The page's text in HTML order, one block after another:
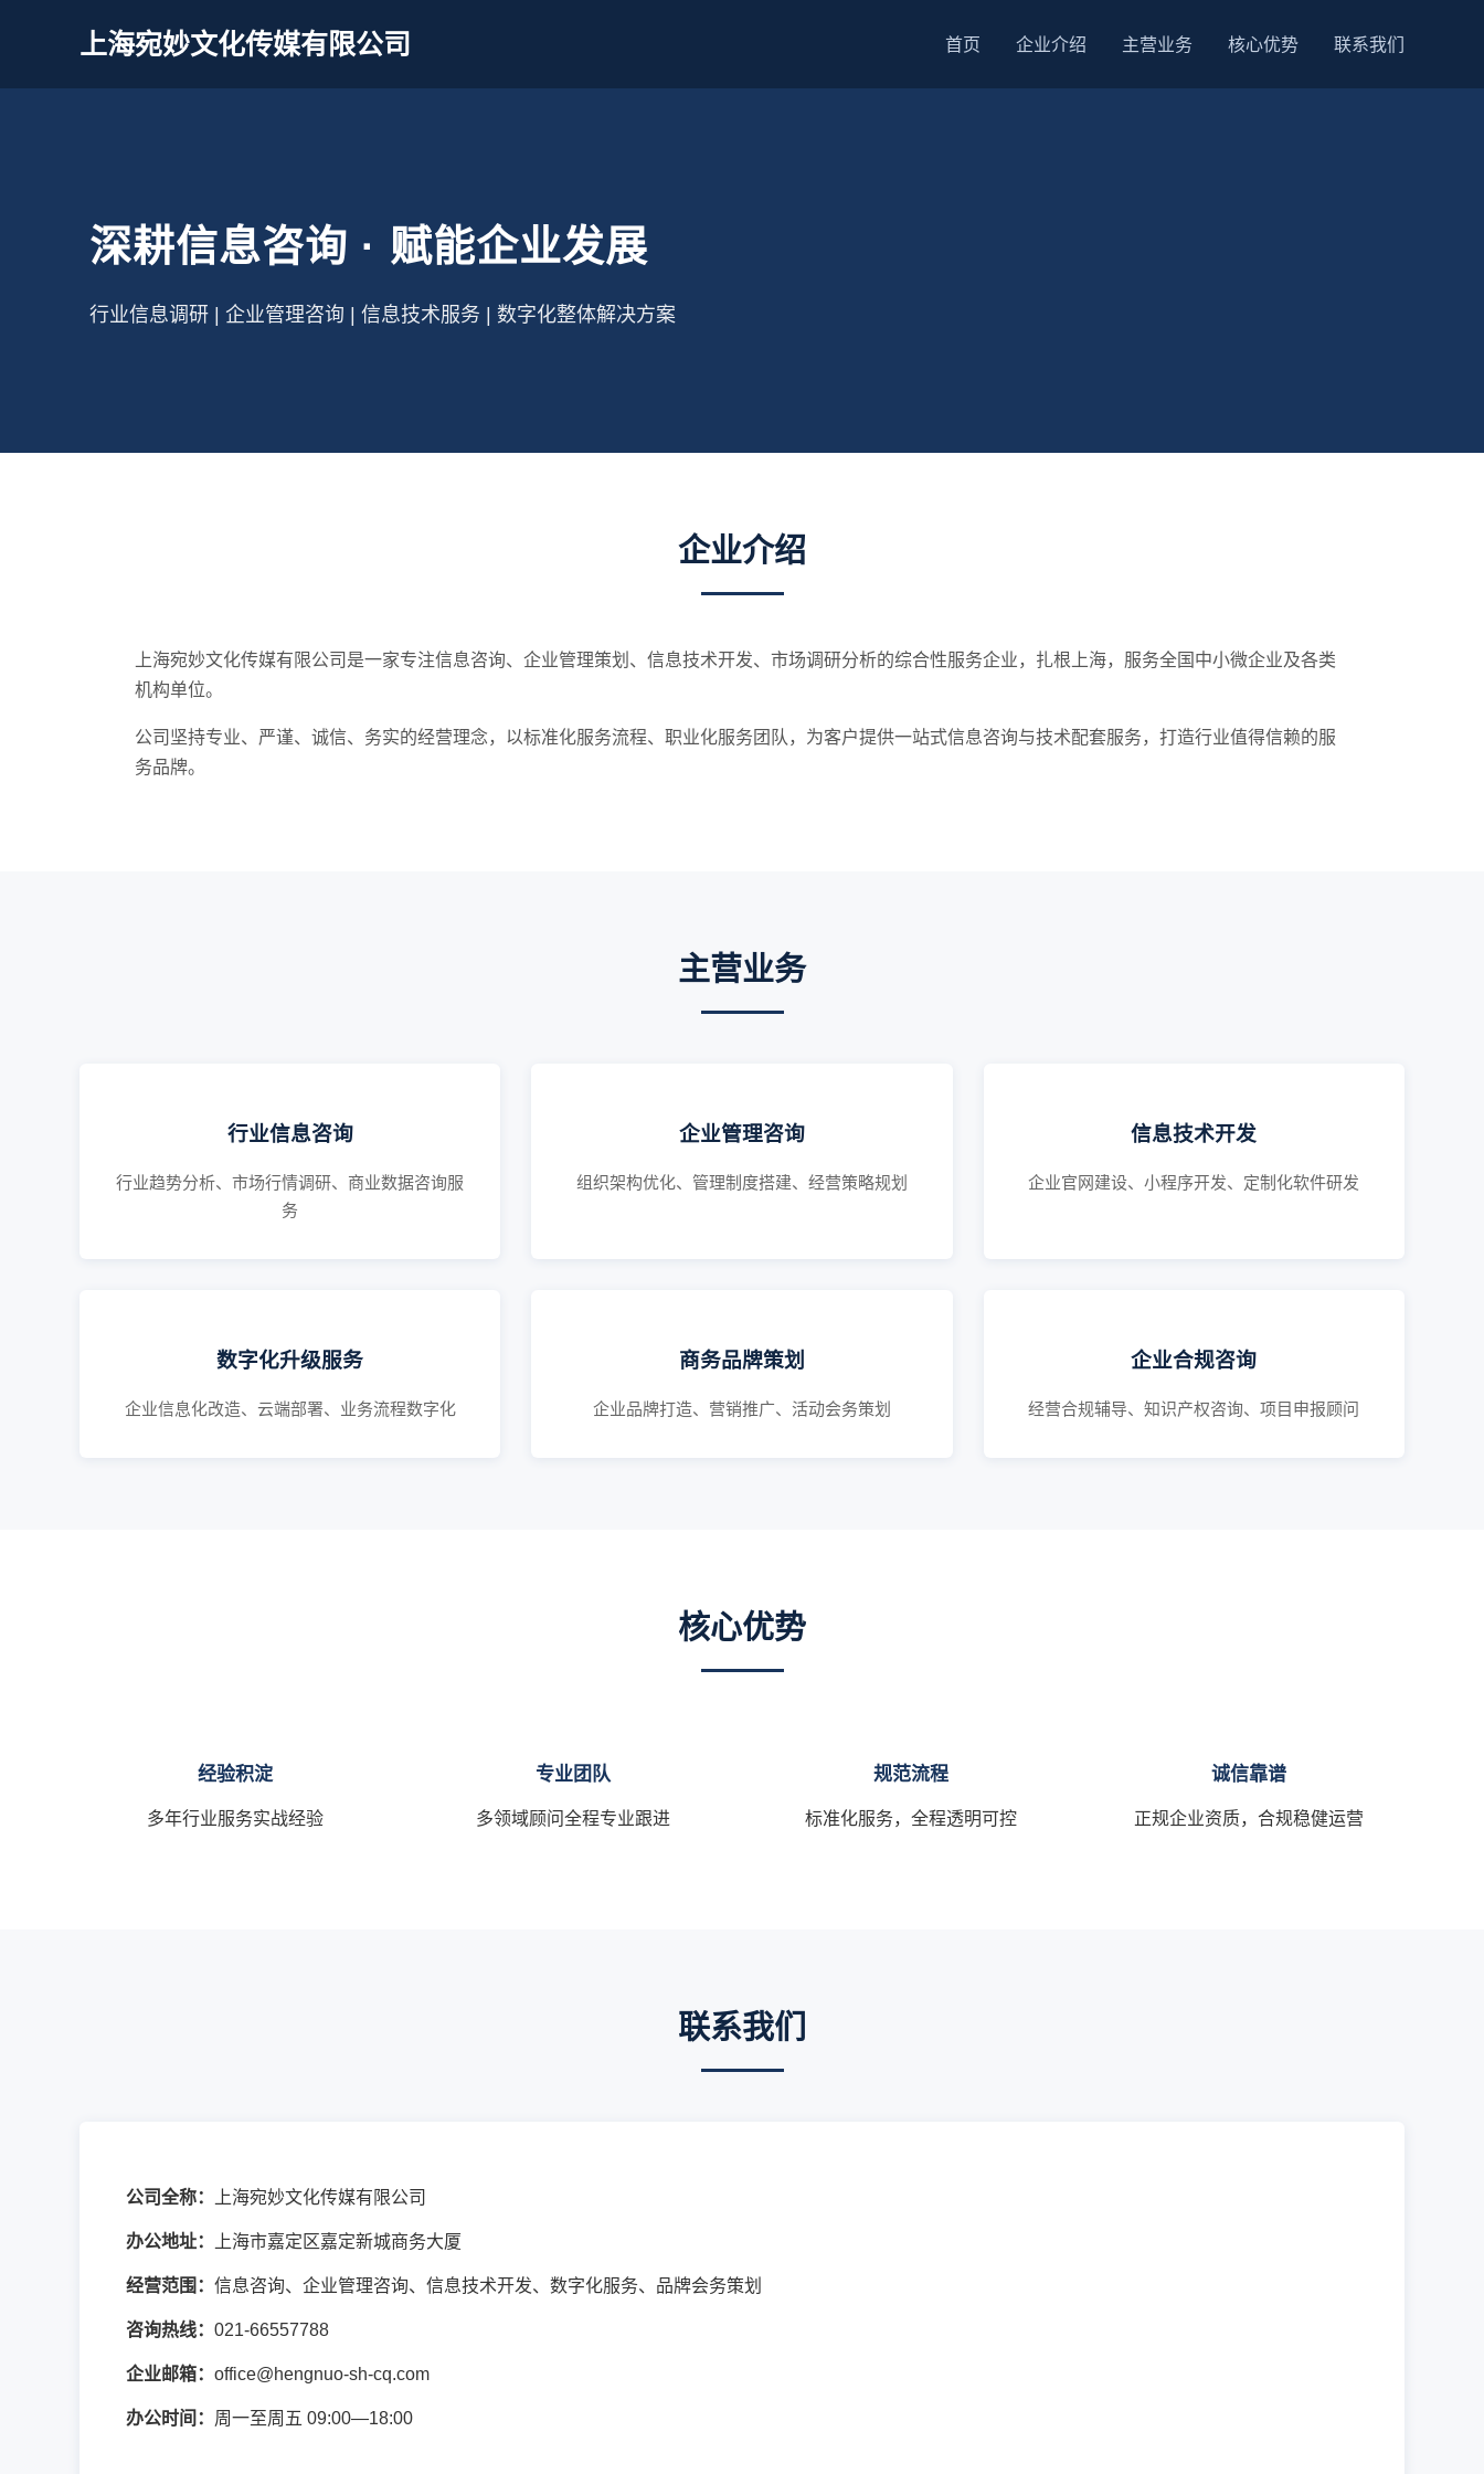
上海宛妙文化传媒有限公司 首页 企业介绍 主营业务 核心优势 联系我们
深耕信息咨询 · 赋能企业发展
行业信息调研 | 企业管理咨询 | 信息技术服务 | 数字化整体解决方案
企业介绍
上海宛妙文化传媒有限公司是一家专注信息咨询、企业管理策划、信息技术开发、市场调研分析的综合性服务企业，扎根上海，服务全国中小微企业及各类
机构单位。
公司坚持专业、严谨、诚信、务实的经营理念，以标准化服务流程、职业化服务团队，为客户提供一站式信息咨询与技术配套服务，打造行业值得信赖的服
务品牌。
主营业务
行业信息咨询
行业趋势分析、市场行情调研、商业数据咨询服
务
企业管理咨询
组织架构优化、管理制度搭建、经营策略规划
信息技术开发
企业官网建设、小程序开发、定制化软件研发
数字化升级服务
企业信息化改造、云端部署、业务流程数字化
商务品牌策划
企业品牌打造、营销推广、活动会务策划
企业合规咨询
经营合规辅导、知识产权咨询、项目申报顾问
核心优势
经验积淀
多年行业服务实战经验
专业团队
多领域顾问全程专业跟进
规范流程
标准化服务，全程透明可控
诚信靠谱
正规企业资质，合规稳健运营
联系我们
公司全称： 上海宛妙文化传媒有限公司
办公地址： 上海市嘉定区嘉定新城商务大厦
经营范围： 信息咨询、企业管理咨询、信息技术开发、数字化服务、品牌会务策划
咨询热线： 021-66557788
企业邮箱： office@hengnuo-sh-cq.com
办公时间： 周一至周五 09:00—18:00